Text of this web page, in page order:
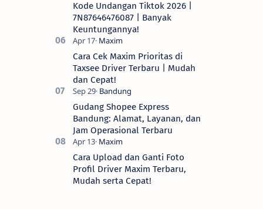
Kode Undangan Tiktok 2026 |
7N87646476087 | Banyak
Keuntungannya!
Cara Cek Maxim Prioritas di
Taxsee Driver Terbaru | Mudah
dan Cepat!
Gudang Shopee Express
Bandung: Alamat, Layanan, dan
Jam Operasional Terbaru
Cara Upload dan Ganti Foto
Profil Driver Maxim Terbaru,
Mudah serta Cepat!